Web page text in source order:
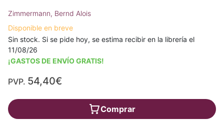
Zimmermann, Bernd Alois
Disponible en breve
Sin stock. Si se pide hoy, se estima recibir en la librería el
11/08/26
¡GASTOS DE ENVÍO GRATIS!
PVP. 54,40€
Comprar